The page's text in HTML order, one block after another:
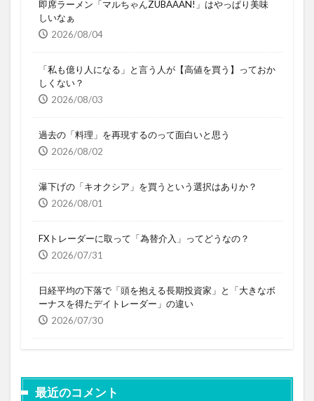
即席ラーメン「マルちゃんZUBAAAN!」はやっぱり美味
しいなぁ
2026/08/04
「私も億り人になる」と言う人が【高値を買う】っておか
しくない？
2026/08/03
過去の「料理」を再現するのって面白いと思う
2026/08/02
瀑下げの「キオクシア」を買うという選択はありか？
2026/08/01
FXトレーダーに取って「為替介入」ってどうなの？
2026/07/31
日経平均の下落で「頭を抱える長期投資家」と「大きなボ
ーナスを得たデイトレーダー」の違い
2026/07/30
最近のコメント